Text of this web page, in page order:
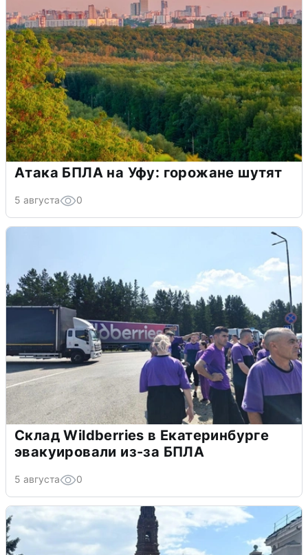
Атака БПЛА на Уфу: горожане шутят
5 августа 0
Склад Wildberries в Екатеринбурге
эвакуировали из-за БПЛА
5 августа 0